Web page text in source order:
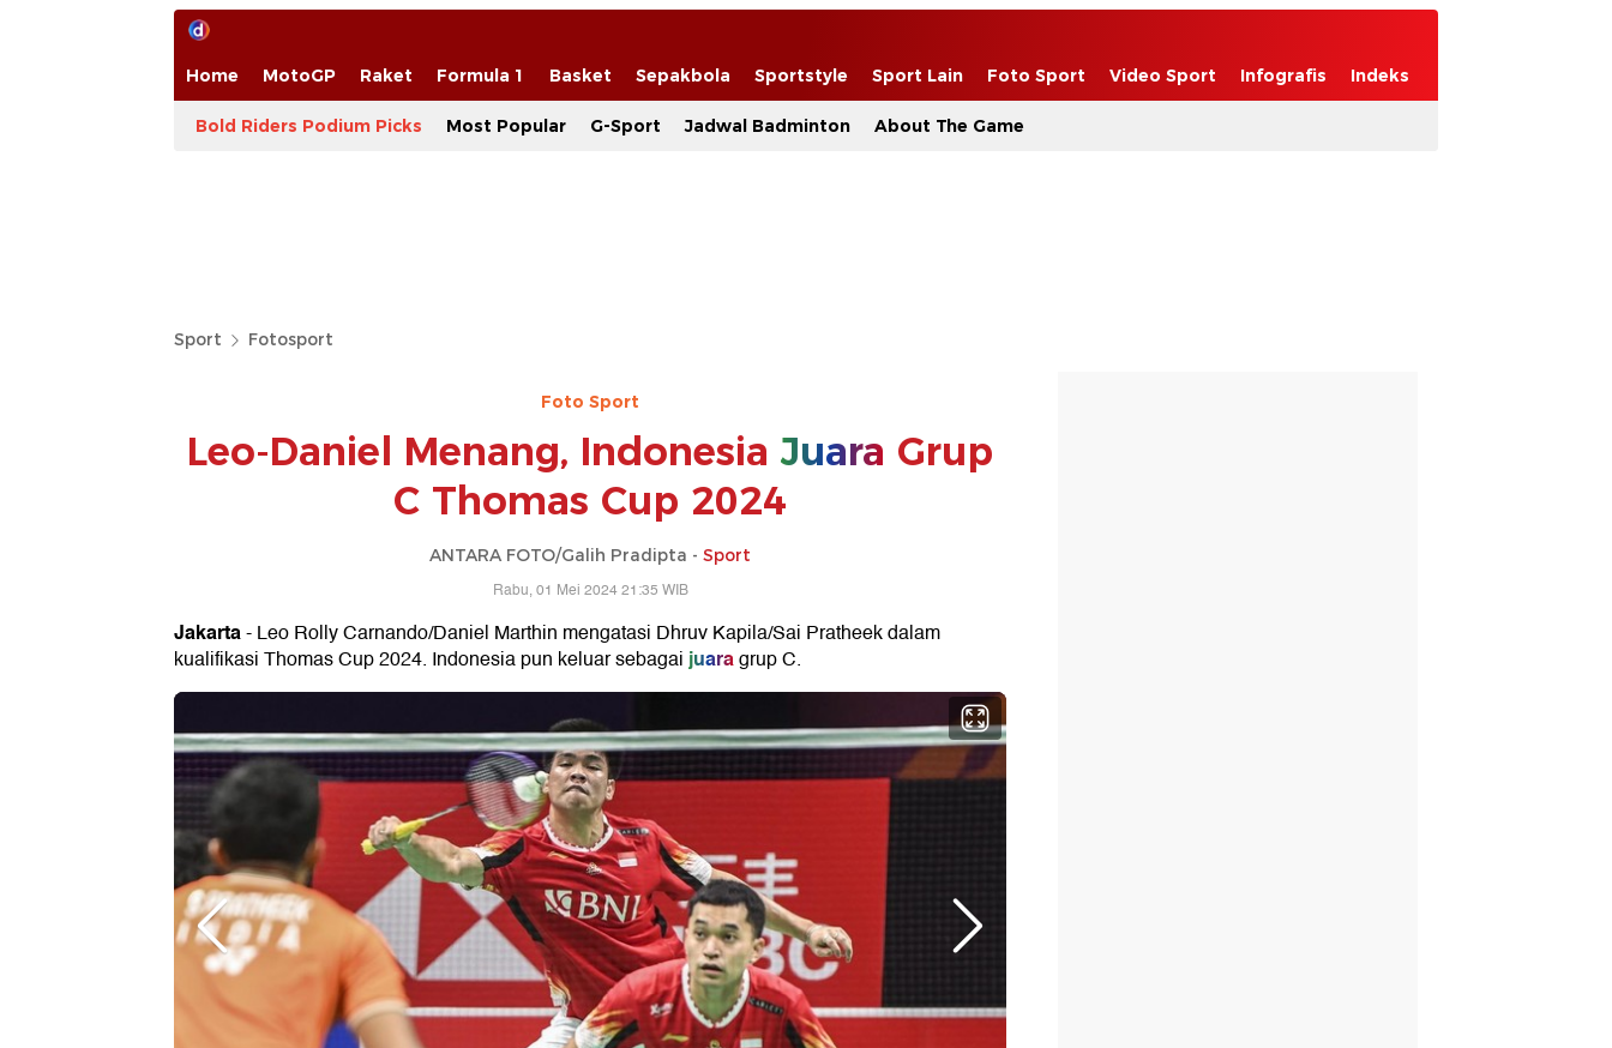
Home MotoGP Raket Formula 1 Basket Sepakbola Sportstyle Sport Lain Foto Sport Video Sport Infografis Indeks
Bold Riders Podium Picks Most Popular G-Sport Jadwal Badminton About The Game
Sport Fotosport
Foto Sport
Leo-Daniel Menang, Indonesia Juara Grup
C Thomas Cup 2024
ANTARA FOTO/Galih Pradipta - Sport
Rabu, 01 Mei 2024 21:35 WIB
Jakarta- Leo Rolly Carnando/Daniel Marthin mengatasi Dhruv Kapila/Sai Pratheek dalam
kualifikasi Thomas Cup 2024. Indonesia pun keluar sebagaijuaragrup C.